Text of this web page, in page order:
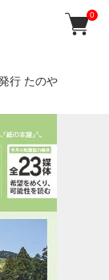
0
行 たのや